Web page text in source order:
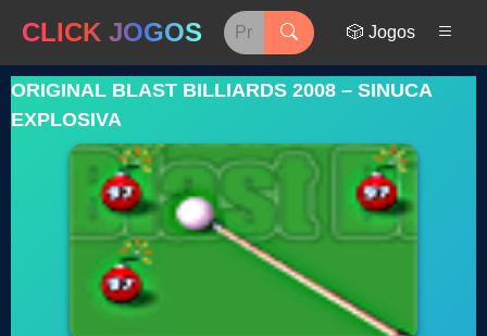
CLICK JOGOS 🎲 Jogos
ORIGINAL BLAST BILLIARDS 2008 – SINUCA
EXPLOSIVA